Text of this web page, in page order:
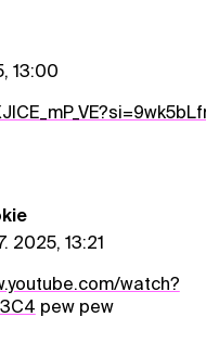
13:00
2025, 13:21
watch?
pew pew